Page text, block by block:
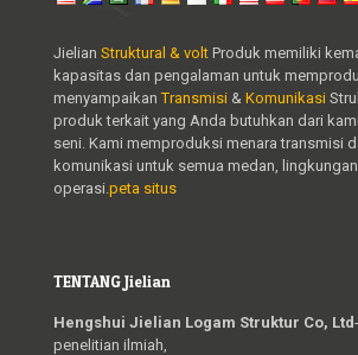
Jielian Struktural & volt Produk memiliki
kapasitas dan pengalaman untuk
menyampaikanTransmisi & Komunikasi
produk terkait yang Anda butuhkan dari
seni. Kami memproduksi menara transmisi
komunikasi untuk semua medan,
operasi. peta situs
TENTANG Jielian
Hengshui Jielian Logam Struktur Co, Ltd
penelitian ilmiah,